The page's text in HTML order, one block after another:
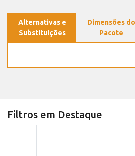
Alternativas e
Substituições
Dimensões do
Pacote
Filtros em Destaque